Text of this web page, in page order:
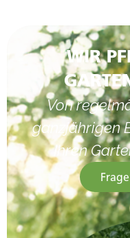
WIR
Von
ganzjährigen
Ihren